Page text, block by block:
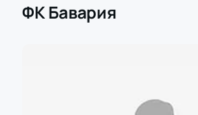
ФК Бавария